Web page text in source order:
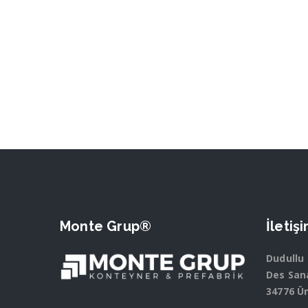
Monte Grup®
Dudullu
Des
34776